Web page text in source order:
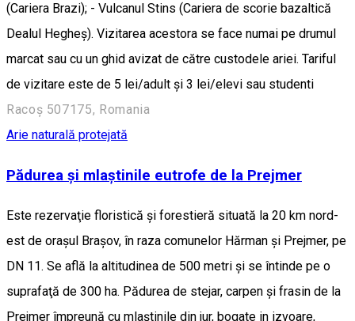
(Cariera Brazi); - Vulcanul Stins (Cariera de scorie bazaltică
Dealul Hegheş). Vizitarea acestora se face numai pe drumul
marcat sau cu un ghid avizat de către custodele ariei. Tariful
de vizitare este de 5 lei/adult şi 3 lei/elevi sau studenti
Racoș 507175, Romania
Arie naturală protejată
Pădurea și mlaștinile eutrofe de la Prejmer
Este rezervaţie floristică şi forestieră situată la 20 km nord-
est de oraşul Braşov, în raza comunelor Hărman şi Prejmer, pe
DN 11. Se află la altitudinea de 500 metri şi se întinde pe o
suprafaţă de 300 ha. Pădurea de stejar, carpen și frasin de la
Prejmer împreună cu mlaştinile din jur, bogate in izvoare,